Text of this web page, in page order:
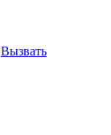
Вызвать